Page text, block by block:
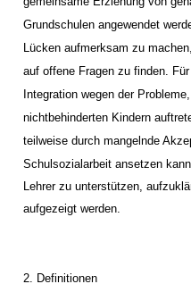
Grundschulen angewendet
Lücken aufmerksam zu
auf offene Fragen zu finden.
Integration wegen der
nichtbehinderten Kindern
teilweise durch mangelnde
Schulsozialarbeit ansetzen
Lehrer zu unterstützen,
aufgezeigt werden.
2. Definitionen